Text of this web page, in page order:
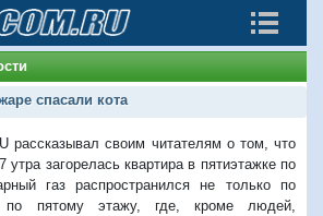
спасали кота
рассказывал своим читателям о том, что
утра загорелась квартира в пятиэтажке по
газ распространился не только по
пятому этажу, где, кроме людей,